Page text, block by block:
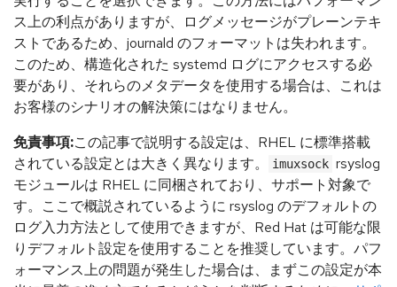
ス上の利点がありますが、ログメッセージがプレーンテキ
ストであるため、journald のフォーマットは失われます。
このため、構造化された systemd ログにアクセスする必
要があり、それらのメタデータを使用する場合は、これは
お客様のシナリオの解決策にはなりません。
免責事項:この記事で説明する設定は、RHEL に標準搭載
されている設定とは大きく異なります。
imuxsock rsyslog
モジュールは RHEL に同梱されており、サポート対象で
す。ここで概説されているように rsyslog のデフォルトの
ログ入力方法として使用できますが、Red Hat は可能な限
りデフォルト設定を使用することを推奨しています。パフ
ォーマンス上の問題が発生した場合は、まずこの設定が本